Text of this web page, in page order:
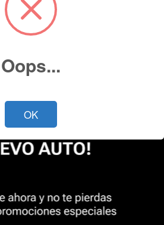
Oops...
OK